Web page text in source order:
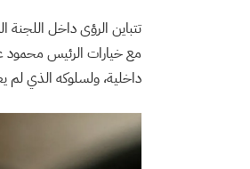
تتباين الرؤى داخل
مع خيارات الرئيس محمود
داخلية، ولسلوكه الذي لم